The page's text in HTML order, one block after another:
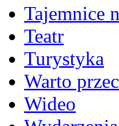
Tajemnice
Teatr
Turystyka
Warto
Wideo